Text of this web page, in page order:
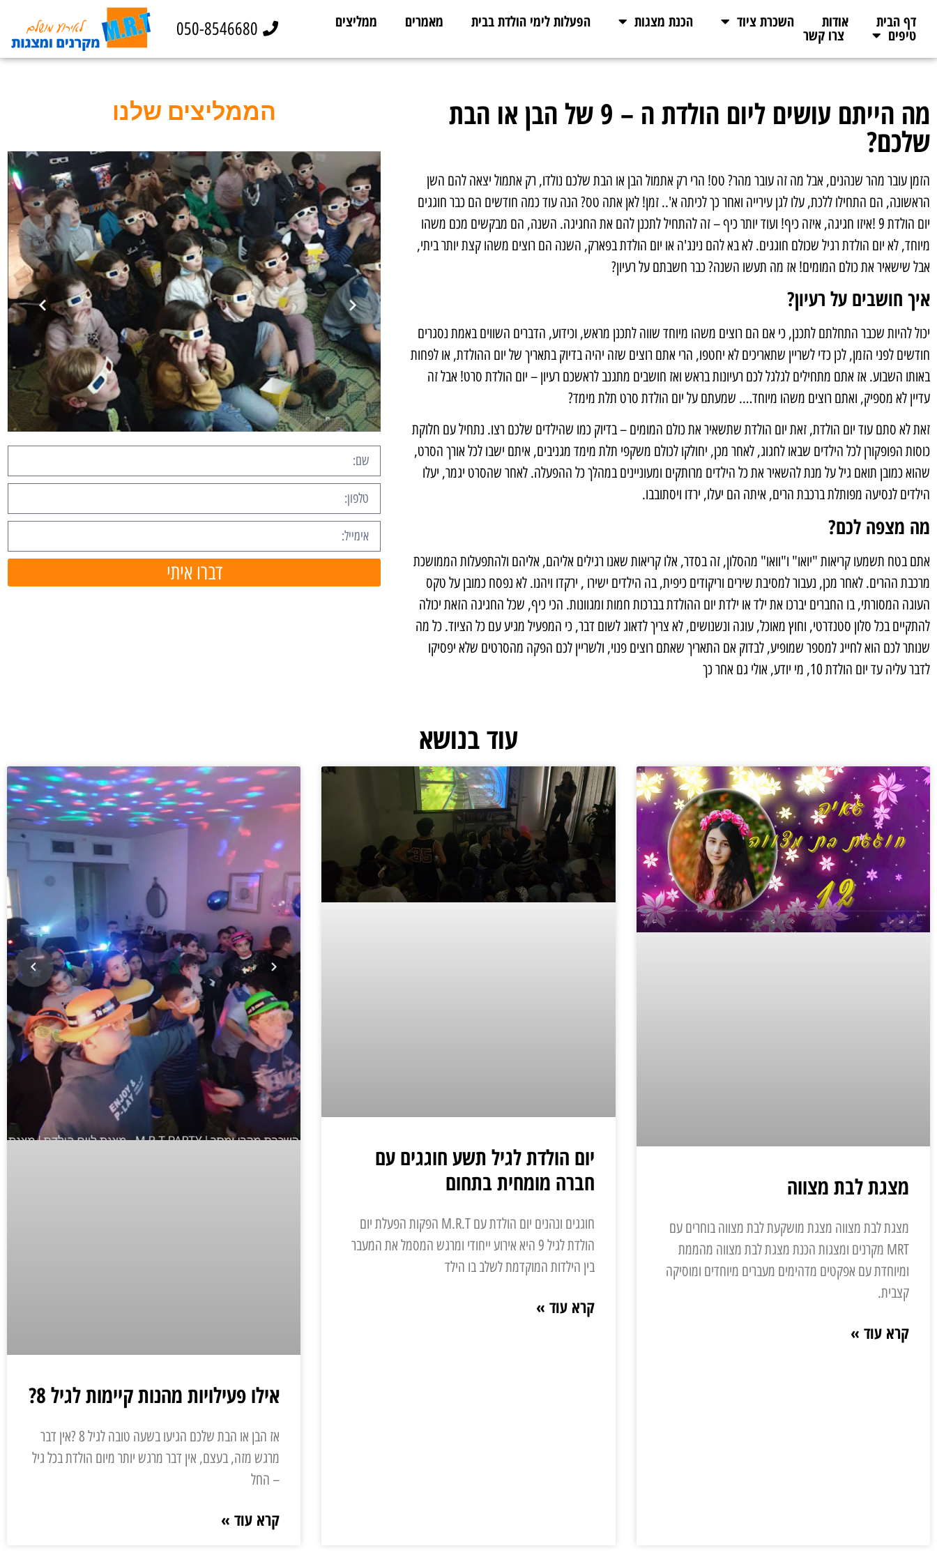
דף הבית אודות השכרת ציוד הכנת מצגות הפעלות לימי הולדת בבית מאמרים ממליצים
טיפים צרו קשר 050-8546680
מה הייתם עושים ליום הולדת ה – 9 של הבן או הבת
שלכם?
הזמן עובר מהר שנהנים, אבל מה זה עובר מהר? טס! הרי רק אתמול הבן או הבת שלכם נולדו, רק אתמול יצאה להם השן
הראשונה, הם התחילו ללכת, עלו לגן עירייה ואחר כך לכיתה א'.. זמן! לאן אתה טס? הנה עוד כמה חודשים הם כבר חוגגים
יום הולדת 9 !איזו חגיגה, איזה כיף! ועוד יותר כיף – זה להתחיל לתכנן להם את החגיגה. השנה, הם מבקשים מכם משהו
מיוחד, לא יום הולדת רגיל שכולם חוגגים. לא בא להם נינג'ה או יום הולדת בפארק, השנה הם רוצים משהו קצת יותר ביתי,
אבל שישאיר את כולם המומים! אז מה תעשו השנה? כבר חשבתם על רעיון?
איך חושבים על רעיון?
יכול להיות שכבר התחלתם לתכנן, כי אם הם רוצים משהו מיוחד שווה לתכנן מראש, וכידוע, הדברים השווים באמת נסגרים
חודשים לפני הזמן, לכן כדי לשריין שתאריכים לא יחטפו, הרי אתם רוצים שזה יהיה בדיוק בתאריך של יום ההולדת, או לפחות
באותו השבוע. אז אתם מתחילים לגלגל לכם רעיונות בראש ואז חושבים מתגנב לראשכם רעיון – יום הולדת סרט! אבל זה
עדיין לא מספיק, ואתם רוצים משהו מיוחד…. שמעתם על יום הולדת סרט תלת מימד?
זאת לא סתם עוד יום הולדת, זאת יום הולדת שתשאיר את כולם המומים – בדיוק כמו שהילדים שלכם רצו. נתחיל עם חלוקת
כוסות הפופקורן לכל הילדים שבאו לחגוג, לאחר מכן, יחולקו לכולם משקפי תלת מימד מגניבים, איתם ישבו לכל אורך הסרט,
שהוא כמובן תואם גיל על מנת להשאיר את כל הילדים מרותקים ומעוניינים במהלך כל ההפעלה. לאחר שהסרט יגמר, יעלו
הילדים לנסיעה מפותלת ברכבת הרים, איתה הם יעלו, ירדו ויסתובבו.
מה מצפה לכם?
אתם בטח תשמעו קריאות "יואו" ו"וואו" מהסלון, זה בסדר, אלו קריאות שאנו רגילים אליהם, אליהם ולהתפעלות הממושכת
מרכבת ההרים. לאחר מכן, נעבור למסיבת שירים וריקודים כיפית, בה הילדים ישירו , ירקדו ויהנו. לא נפסח כמובן על טקס
העוגה המסורתי, בו החברים יברכו את ילד או ילדת יום ההולדת בברכות חמות ומגוונות. הכי כיף, שכל החגיגה הזאת יכולה
להתקיים בכל סלון סטנדרטי, וחוץ מאוכל, עוגה ונשנושים, לא צריך לדאוג לשום דבר, כי המפעיל מגיע עם כל הציוד. כל מה
שנותר לכם הוא לחייג למספר שמופיע, לבדוק אם התאריך שאתם רוצים פנוי, ולשריין לכם הפקה מהסרטים שלא יפסיקו
לדבר עליה עד יום הולדת 10, מי יודע, אולי גם אחר כך
הממליצים שלנו
דברו איתי
עוד בנושא
מצגת לבת מצווה
מצגת לבת מצווה מצגת מושקעת לבת מצווה בוחרים עם
MRT מקרנים ומצגות הכנת מצגת לבת מצווה מהממת
ומיוחדת עם אפקטים מדהימים מעברים מיוחדים ומוסיקה
קצבית.
קרא עוד »
יום הולדת לגיל תשע חוגגים עם
חברה מומחית בתחום
חוגגים ונהנים יום הולדת עם M.R.T הפקות הפעלת יום
הולדת לגיל 9 היא אירוע ייחודי ומרגש המסמל את המעבר
בין הילדות המוקדמת לשלב בו הילד
קרא עוד »
אילו פעילויות מהנות קיימות לגיל 8?
אז הבן או הבת שלכם הגיעו בשעה טובה לגיל 8 ?אין דבר
מרגש מזה, בעצם, אין דבר מרגש יותר מיום הולדת בכל גיל
– החל
קרא עוד »